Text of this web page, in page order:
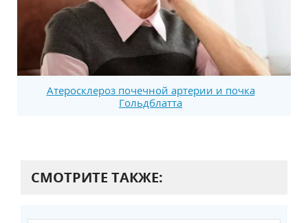
Атеросклероз почечной артерии и почка
Гольдблатта
СМОТРИТЕ ТАКЖЕ: